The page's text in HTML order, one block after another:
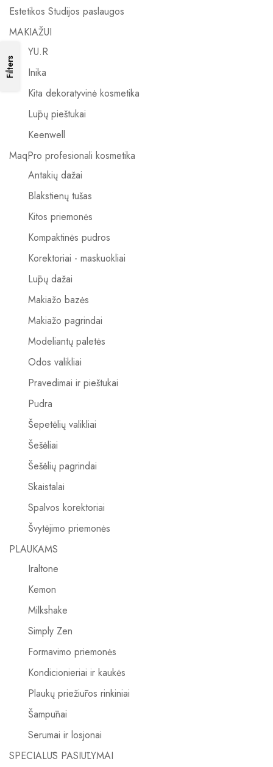
Estetikos Studijos paslaugos
MAKIAŽUI
YU.R
Inika
Kita dekoratyvinė kosmetika
Lūpų pieštukai
Keenwell
MaqPro profesionali kosmetika
Antakių dažai
Blakstienų tušas
Kitos priemonės
Kompaktinės pudros
Korektoriai - maskuokliai
Lūpų dažai
Makiažo bazės
Makiažo pagrindai
Modeliantų paletės
Odos valikliai
Pravedimai ir pieštukai
Pudra
Šepetėlių valikliai
Šešėliai
Šešėlių pagrindai
Skaistalai
Spalvos korektoriai
Švytėjimo priemonės
PLAUKAMS
Iraltone
Kemon
Milkshake
Simply Zen
Formavimo priemonės
Kondicionieriai ir kaukės
Plaukų priežiūros rinkiniai
Šampūnai
Serumai ir losjonai
SPECIALŪS PASIŪLYMAI
Filters